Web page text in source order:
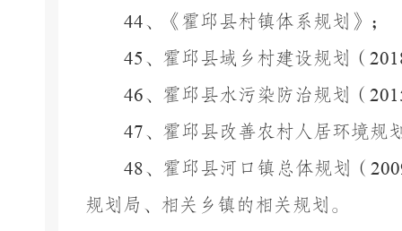
44、《霍邱县村镇体系规划》；
45 、霍邱县域乡村建设规划（
46、霍邱县水污染防治规划（
47、霍邱县改善农村人居环境规
48、霍邱县河口镇总体规划（
规划局、相关乡镇的相关规划。